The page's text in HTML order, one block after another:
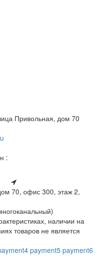
Привольная, дом 70
:
70, офис 300, этаж 2,
наличии на
товаров не является
payment5 payment6